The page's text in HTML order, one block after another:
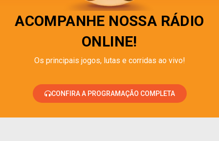
ACOMPANHE NOSSA RÁDIO
ONLINE!
Os principais jogos, lutas e corridas ao vivo!
CONFIRA A PROGRAMAÇÃO COMPLETA